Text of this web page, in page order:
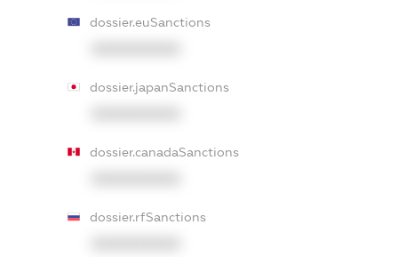
dossier.euSanctions
dossier.japanSanctions
dossier.canadaSanctions
dossier.rfSanctions